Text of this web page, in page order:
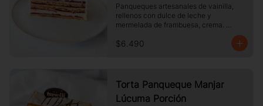
Panqueques artesanales de vainilla,
rellenos con dulce de leche y
mermelada de frambuesa, crema.
almendras laminadas tostadas.
$6.490
Torta Panqueque Manjar
Lúcuma Porción